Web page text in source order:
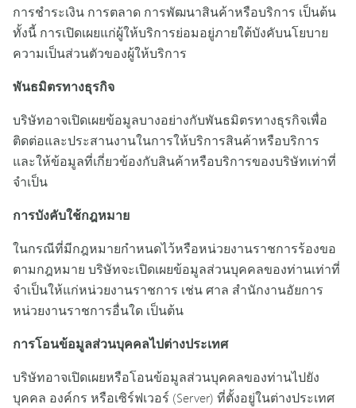
การชำระเงิน การตลาด การพัฒนาสินค้าหรือบริการ เป็นต้น
ทั้งนี้ การเปิดเผยแก่ผู้ให้บริการย่อมอยู่ภายใต้บังคับนโยบาย
ความเป็นส่วนตัวของผู้ให้บริการ
พันธมิตรทางธุรกิจ
บริษัทอาจเปิดเผยข้อมูลบางอย่างกับพันธมิตรทางธุรกิจเพื่อ
ติดต่อและประสานงานในการให้บริการสินค้าหรือบริการ
และให้ข้อมูลที่เกี่ยวข้องกับสินค้าหรือบริการของบริษัทเท่าที่
จำเป็น
การบังคับใช้กฎหมาย
ในกรณีที่มีกฎหมายกำหนดไว้หรือหน่วยงานราชการร้องขอ
ตามกฎหมาย บริษัทจะเปิดเผยข้อมูลส่วนบุคคลของท่านเท่าที่
จำเป็นให้แก่หน่วยงานราชการ เช่น ศาล สำนักงานอัยการ
หน่วยงานราชการอื่นใด เป็นต้น
การโอนข้อมูลส่วนบุคคลไปต่างประเทศ
บริษัทอาจเปิดเผยหรือโอนข้อมูลส่วนบุคคลของท่านไปยัง
บุคคล องค์กร หรือเซิร์ฟเวอร์ (Server) ที่ตั้งอยู่ในต่างประเทศ